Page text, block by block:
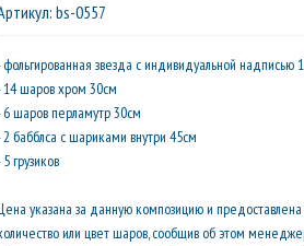
: bs-0557
фольгированная звезда с индивидуальной надписью
14 шаров хром 30см
6 шаров перламутр 30см
2 бабблса с шариками внутри 45см
5 грузиков
указана за данную композицию и
или цвет шаров, сообщив об этом